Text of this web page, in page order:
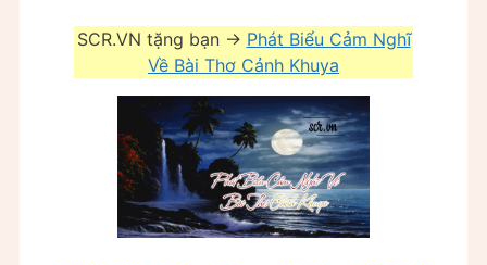
SCR.VN tặng bạn -> Phát Biểu Cảm Nghĩ
Về Bài Thơ Cảnh Khuya